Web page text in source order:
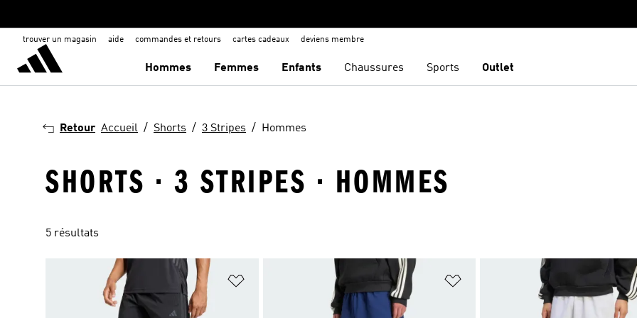
trouver un magasin aide commandes et retours cartes cadeaux deviens membre
Hommes Femmes Enfants Chaussures Sports Outlet
Retour Accueil Shorts 3 Stripes Hommes
SHORTS · 3 STRIPES · HOMMES
5 résultats
Ajouter à la Liste de produits favoris Ajouter à la Liste de produits